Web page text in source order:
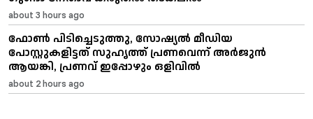
about 3 hours ago
ഫോൺ പിടിച്ചെടുത്തു, സോഷ്യൽ മീഡിയ
പോസ്റ്റുകളിട്ടത് സുഹൃത്ത് പ്രണവെന്ന് അർജുൻ
ആയങ്കി, പ്രണവ് ഇപ്പോഴും ഒളിവിൽ
about 2 hours ago